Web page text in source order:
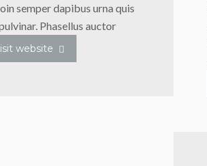
semper dapibus urna quis
Phasellus auctor
website